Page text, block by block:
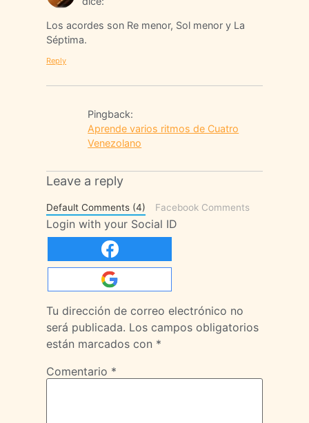
Los acordes son Re menor, Sol menor y La
Séptima.
Reply
Pingback:
Aprende varios ritmos de Cuatro
Venezolano
Leave a reply
Default Comments (4) Facebook Comments
Login with your Social ID
Tu dirección de correo electrónico no
será publicada. Los campos obligatorios
están marcados con *
Comentario *